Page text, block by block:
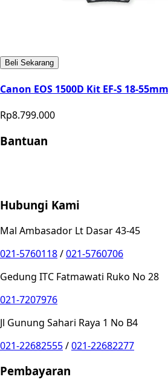
Beli Sekarang
Canon EOS 1500D Kit EF-S 18-
Rp8.799.000
Bantuan
Hubungi Kami
Mal Ambasador Lt Dasar 43-45
021-5760118/021-5760706
Gedung ITC Fatmawati Ruko No 28
021-7207976
Jl Gunung Sahari Raya 1 No B4
021-22682555/021-22682277
Pembayaran